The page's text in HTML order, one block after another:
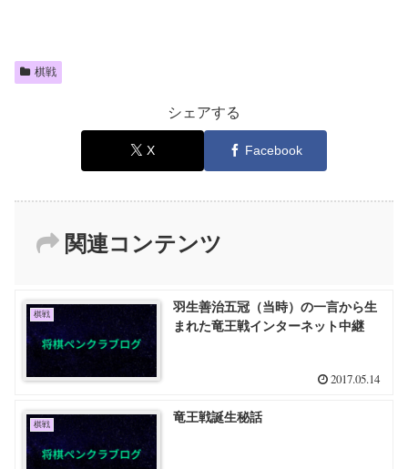
棋戦
シェアする
X Facebook
関連コンテンツ
棋戦
羽生善治五冠（当時）の一言から生
まれた竜王戦インターネット中継
2017.05.14
棋戦 竜王戦誕生秘話